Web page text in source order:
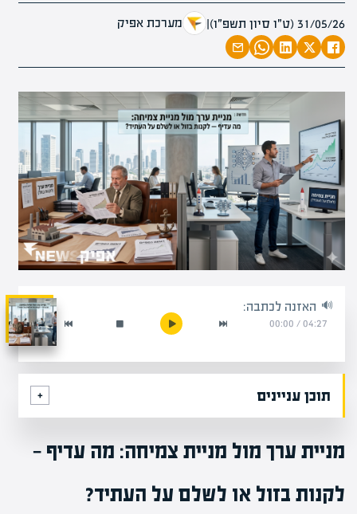
31/05/26 (ט״ו סיון תשפ״ו) | מערכת אפיק
האזנה לכתבה:
04:27
/
00:00
תוכן עניינים
מניית ערך מול מניית צמיחה: מה עדיף —
לקנות בזול או לשלם על העתיד?